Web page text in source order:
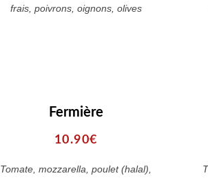
frais, poivrons, oignons, olives
Fermière
10.90€
Tomate, mozzarella, poulet (halal),